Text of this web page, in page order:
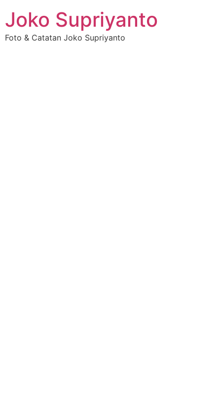
Joko Supriyanto
Foto & Catatan Joko Supriyanto